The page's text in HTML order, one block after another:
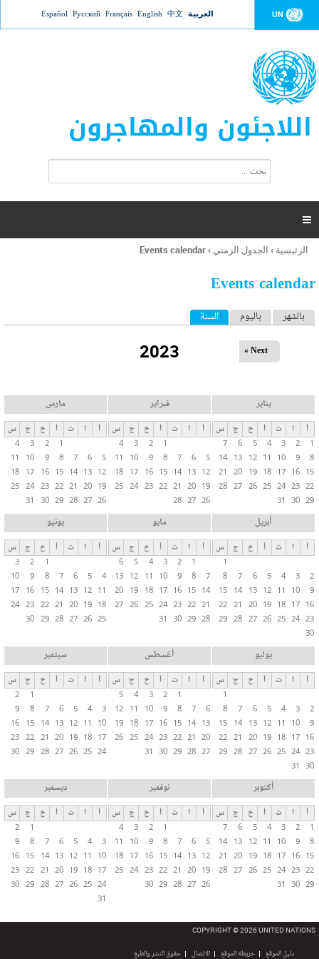
Jump to navigation UN العربية 中文
English
Français
Русский
Español
اللاجئون والمهاجرون
ت
ر
ل
ح
ب

أنت
هنا
الرئيسية › الجدول الزمني ›
Events calendar
Events calendar
ا
ب
ا
ت
ا
ل
أ
ا
س
ي
ة
بالشهر باليوم السنة (علامة التبويب النشطة)
2023 Next »
يناير
أ ا ث أ خ ج
س
1
2
3
4
5
6
7
8
9
10
11
12
13
14
15
16
17
18
19
20
21
22
23
24
25
26
27
28
29
30
31
فبراير
أ ا ث أ خ ج
س
1
2
3
4
5
6
7
8
9
10
11
12
13
14
15
16
17
18
19
20
21
22
23
24
25
26
27
28
مارس
أ ا ث أ خ ج
س
1
2
3
4
5
6
7
8
9
10
11
12
13
14
15
16
17
18
19
20
21
22
23
24
25
26
27
28
29
30
31
أبريل
أ ا ث أ خ ج
س
1
2
3
4
5
6
7
8
9
10
11
12
13
14
15
16
17
18
19
20
21
22
23
24
25
26
27
28
29
30
مايو
أ ا ث أ خ ج
س
1
2
3
4
5
6
7
8
9
10
11
12
13
14
15
16
17
18
19
20
21
22
23
24
25
26
27
28
29
30
31
يونيو
أ ا ث أ خ ج
س
1
2
3
4
5
6
7
8
9
10
11
12
13
14
15
16
17
18
19
20
21
22
23
24
25
26
27
28
29
30
يوليو
أ ا ث أ خ ج
س
1
2
3
4
5
6
7
8
9
10
11
12
13
14
15
16
17
18
19
20
21
22
23
24
25
26
27
28
29
30
31
أغسطس
أ ا ث أ خ ج
س
1
2
3
4
5
6
7
8
9
10
11
12
13
14
15
16
17
18
19
20
21
22
23
24
25
26
27
28
29
30
31
سبتمبر
أ ا ث أ خ ج
س
1
2
3
4
5
6
7
8
9
10
11
12
13
14
15
16
17
18
19
20
21
22
23
24
25
26
27
28
29
30
أكتوبر
أ ا ث أ خ ج
س
1
2
3
4
5
6
7
8
9
10
11
12
13
14
15
16
17
18
19
20
21
22
23
24
25
26
27
28
29
30
31
نوفمبر
أ ا ث أ خ ج
س
1
2
3
4
5
6
7
8
9
10
11
12
13
14
15
16
17
18
19
20
21
22
23
24
25
26
27
28
29
30
ديسمبر
أ ا ث أ خ ج
س
1
2
3
4
5
6
7
8
9
10
11
12
13
14
15
16
17
18
19
20
21
22
23
24
25
26
27
28
29
30
31
COPYRIGHT © 2026 UNITED NATIONS
دليل الموقع خريطة الموقع الاتصال حقوق النشر والطبع